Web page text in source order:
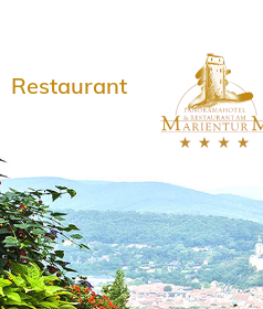
Restaurant